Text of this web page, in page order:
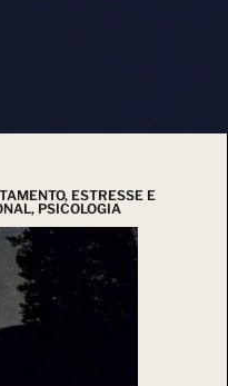
, ESTRESSE E
, PSICOLOGIA